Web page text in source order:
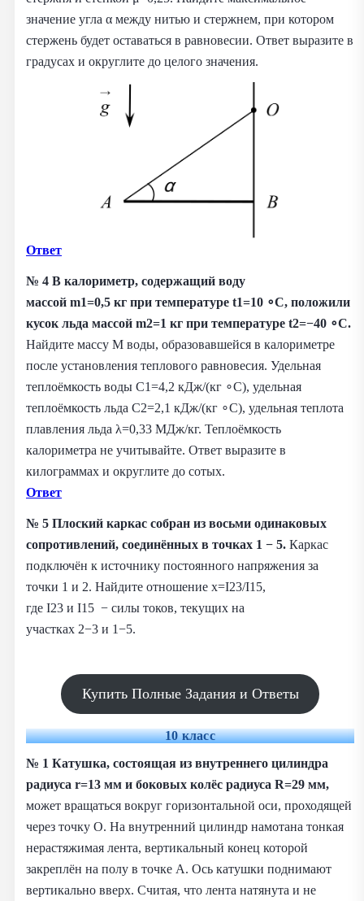
значение угла α между нитью и стержнем, при котором
стержень будет оставаться в равновесии. Ответ выразите в
градусах и округлите до целого значения.
Ответ
№ 4 В калориметр, содержащий воду
массой m1=0,5 кг при температуре t1=10 ∘C, положили
кусок льда массой m2=1 кг при температуре t2=−40 ∘C.
Найдите массу M воды, образовавшейся в калориметре
после установления теплового равновесия. Удельная
теплоёмкость воды C1=4,2 кДж/(кг ∘С), удельная
теплоёмкость льда C2=2,1 кДж/(кг ∘С), удельная теплота
плавления льда λ=0,33 МДж/кг. Теплоёмкость
калориметра не учитывайте. Ответ выразите в
килограммах и округлите до сотых.
Ответ
№ 5 Плоский каркас собран из восьми одинаковых
сопротивлений, соединённых в точках 1 − 5. Каркас
подключён к источнику постоянного напряжения за
точки 1 и 2. Найдите отношение x=I23/I15,
где I23 и I15 − силы токов, текущих на
участках 2−3 и 1−5.
Купить Полные Задания и Ответы
10 класс
№ 1 Катушка, состоящая из внутреннего цилиндра
радиуса r=13 мм и боковых колёс радиуса R=29 мм,
может вращаться вокруг горизонтальной оси, проходящей
через точку O. На внутренний цилиндр намотана тонкая
нерастяжимая лента, вертикальный конец которой
закреплён на полу в точке A. Ось катушки поднимают
вертикально вверх. Считая, что лента натянута и не